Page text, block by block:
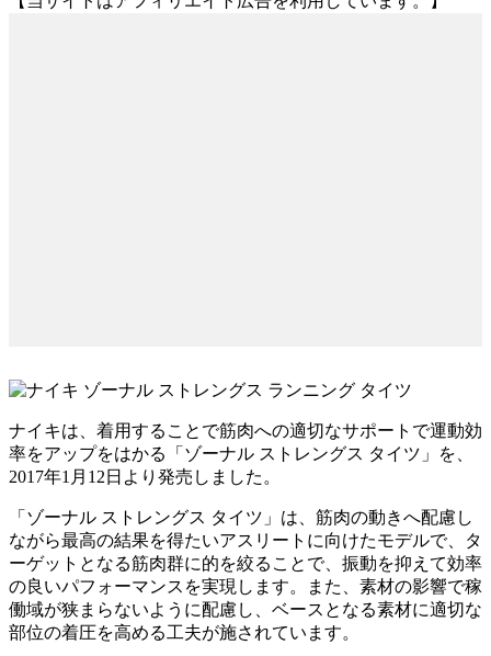
ナイキは、着用することで筋肉への適切なサポートで運動効
率をアップをはかる「ゾーナル ストレングス タイツ」を、
2017年1月12日より発売しました。
「ゾーナル ストレングス タイツ」は、筋肉の動きへ配慮し
ながら最高の結果を得たいアスリートに向けたモデルで、タ
ーゲットとなる筋肉群に的を絞ることで、振動を抑えて効率
の良いパフォーマンスを実現します。また、素材の影響で稼
働域が狭まらないように配慮し、ベースとなる素材に適切な
部位の着圧を高める工夫が施されています。